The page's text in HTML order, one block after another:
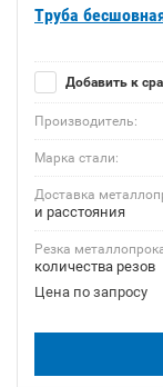
Труба
Добавить к
Производитель:
Марка стали:
Доставка
и расстояния
Резка
количества резов
Цена по запросу